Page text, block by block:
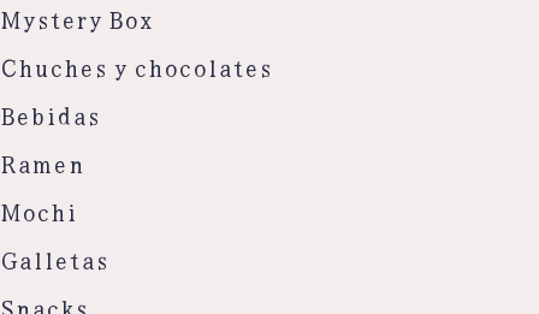
Mystery Box
Chuches y chocolates
Bebidas
Ramen
Mochi
Galletas